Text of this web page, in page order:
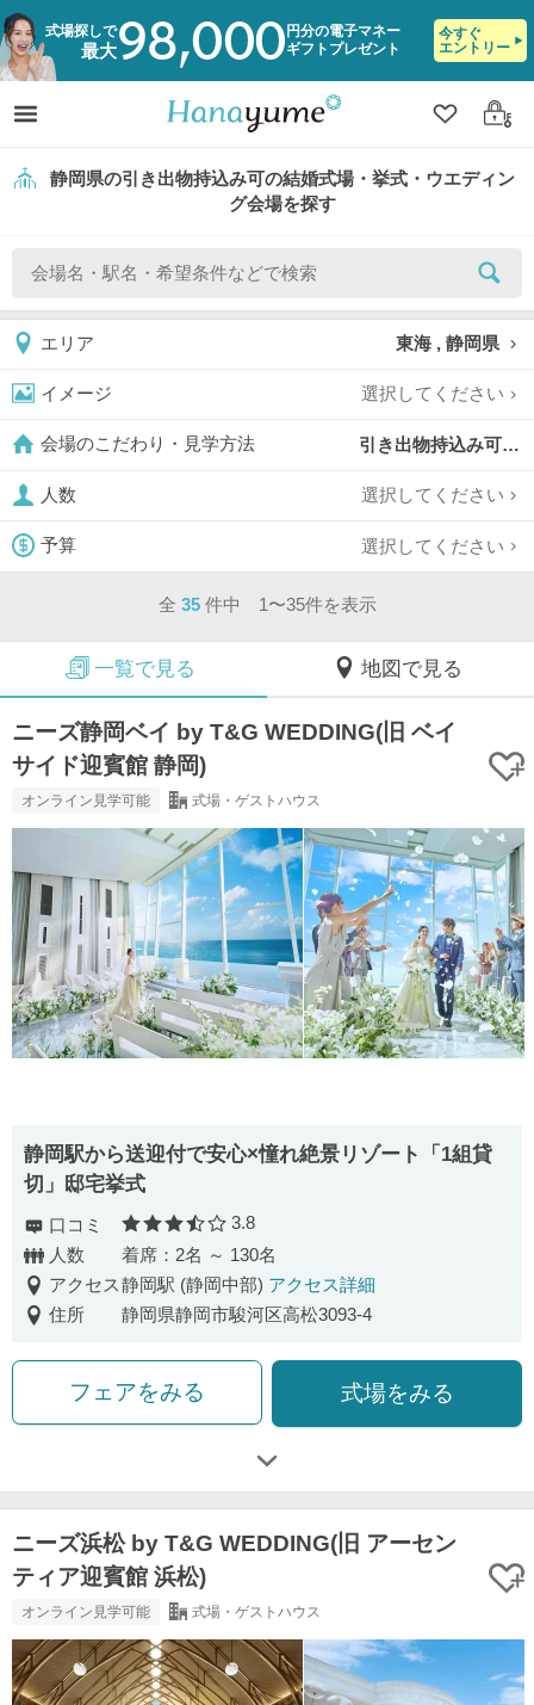
式場探しで
最大98,000 円分の電子マネー
ギフトプレゼント
今すぐ
エントリー
クリップ
ログ
静岡県の引き出物持込み可の結婚式場・挙式・ウエディン
グ会場を探す
エリア 東海 , 静岡県
イメージ 選択してください
会場のこだわり・見学方法 引き出物持込み可,
人数 選択してください
予算 選択してください
全 35 件中 1〜35件を表示
一覧で見る 地図で見る
ニーズ静岡ベイ by T&G WEDDING(旧 ベイ
サイド迎賓館 静岡)
オンライン見学可能 式場・ゲストハウス
静岡駅から送迎付で安心×憧れ絶景リゾート「1組貸
切」邸宅挙式
口コミ 口コミ評価
3.8
人数
着席：2名 ～ 130名
アクセス静岡駅 (静岡中部) アクセス詳細
住所
静岡県静岡市駿河区高松3093-4
フェアをみる 式場をみる
ニーズ浜松 by T&G WEDDING(旧 アーセン
ティア迎賓館 浜松)
オンライン見学可能 式場・ゲストハウス